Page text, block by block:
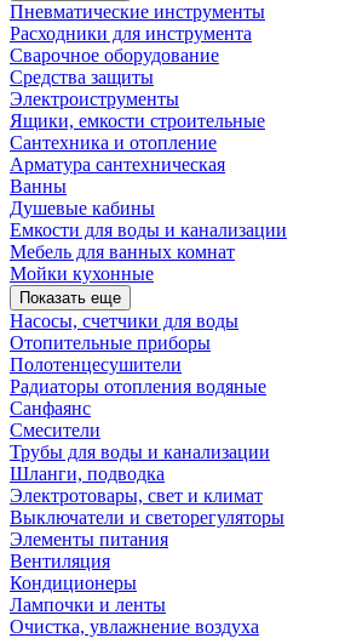
Пневматические инструменты
Расходники для инструмента
Сварочное оборудование
Средства защиты
Электроиструменты
Ящики, емкости строительные
Сантехника и отопление
Арматура сантехническая
Ванны
Душевые кабины
Емкости для воды и канализации
Мебель для ванных комнат
Мойки кухонные
Показать еще
Насосы, счетчики для воды
Отопительные приборы
Полотенцесушители
Радиаторы отопления водяные
Санфаянс
Смесители
Трубы для воды и канализации
Шланги, подводка
Электротовары, свет и климат
Выключатели и светорегуляторы
Элементы питания
Вентиляция
Кондиционеры
Лампочки и ленты
Очистка, увлажнение воздуха